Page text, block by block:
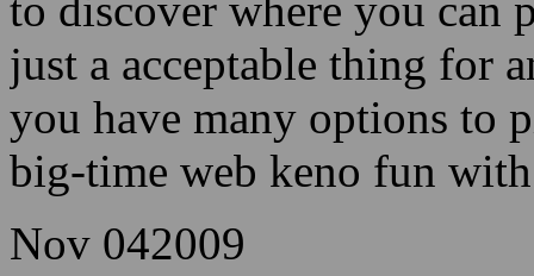
Now that we’ve reviewed
history and basic rules of
to discover where you can
just a acceptable thing for
you have many options to